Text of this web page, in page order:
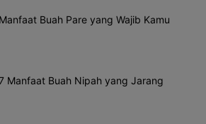
Buah Pare yang Wajib Kamu
Manfaat Buah Nipah yang Jarang